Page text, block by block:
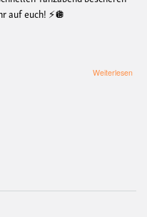
auf euch! ⚡️🪩
Weiterlesen